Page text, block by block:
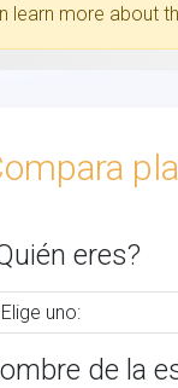
more about
eres?
de la